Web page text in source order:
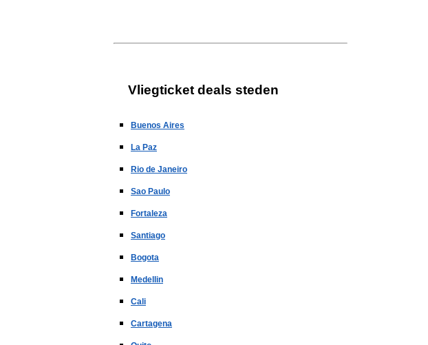
Vliegticket deals steden
Buenos Aires
La Paz
Rio de Janeiro
Sao Paulo
Fortaleza
Santiago
Bogota
Medellin
Cali
Cartagena